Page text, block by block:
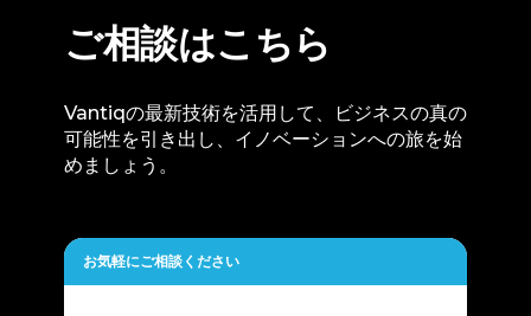
ご相談はこちら
Vantiqの最新技術を活用して、ビジネスの真の
可能性を引き出し、イノベーションへの旅を始
めましょう。
お気軽にご相談ください